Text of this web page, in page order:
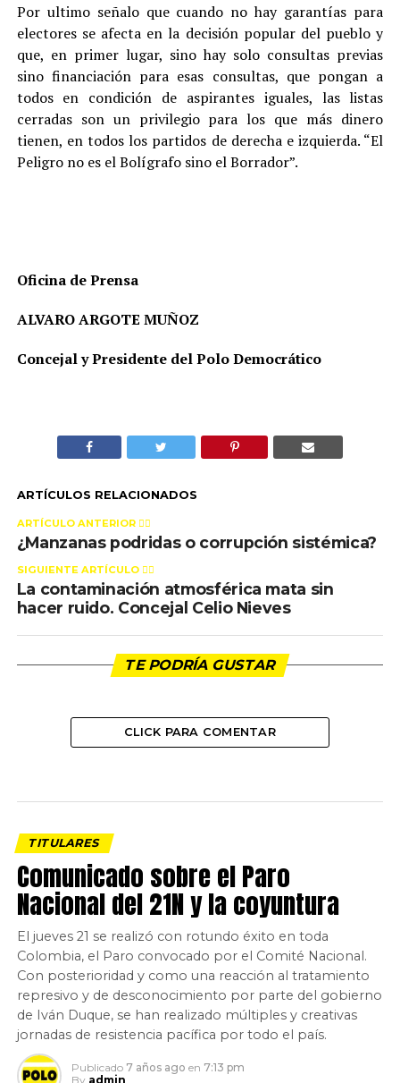
Por ultimo señalo que cuando no hay garantías para
electores se afecta en la decisión popular del pueblo y
que, en primer lugar, sino hay solo consultas previas
sino financiación para esas consultas, que pongan a
todos en condición de aspirantes iguales, las listas
cerradas son un privilegio para los que más dinero
tienen, en todos los partidos de derecha e izquierda. “El
Peligro no es el Bolígrafo sino el Borrador”.
Oficina de Prensa
ALVARO ARGOTE MUÑOZ
Concejal y Presidente del Polo Democrático
ARTÍCULOS RELACIONADOS
ARTÍCULO ANTERIOR 👉🏻
¿Manzanas podridas o corrupción sistémica?
SIGUIENTE ARTÍCULO 👈🏻
La contaminación atmosférica mata sin
hacer ruido. Concejal Celio Nieves
TE PODRÍA GUSTAR
CLICK PARA COMENTAR
TITULARES
Comunicado sobre el Paro
Nacional del 21N y la coyuntura
El jueves 21 se realizó con rotundo éxito en toda
Colombia, el Paro convocado por el Comité Nacional.
Con posterioridad y como una reacción al tratamiento
represivo y de desconocimiento por parte del gobierno
de Iván Duque, se han realizado múltiples y creativas
jornadas de resistencia pacífica por todo el país.
Publicado 7 años ago en 7:13 pm
By admin